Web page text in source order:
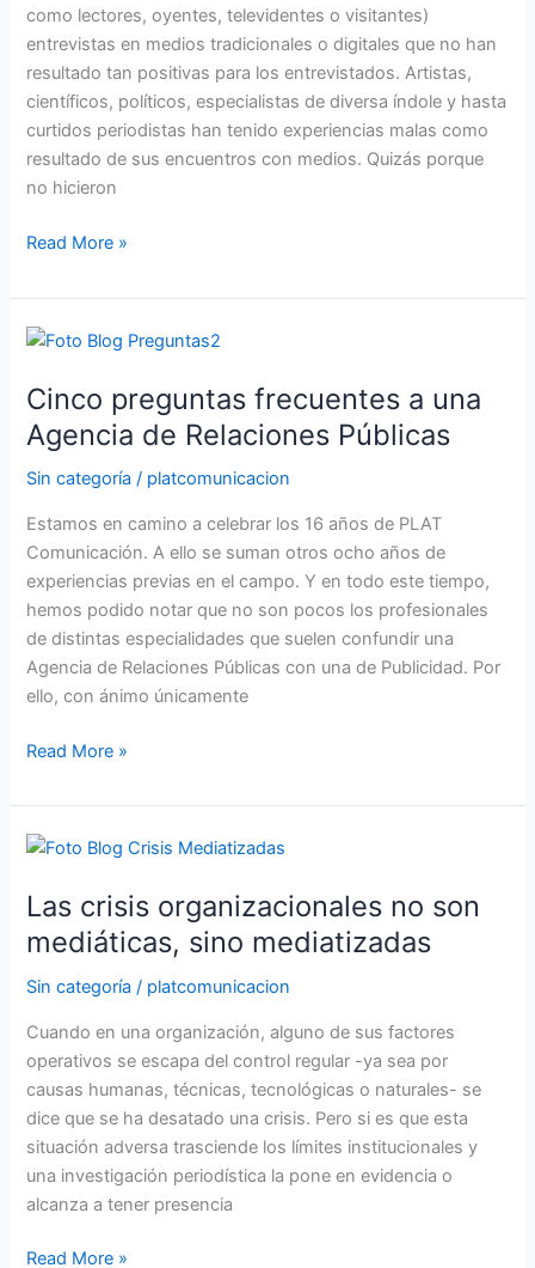
como lectores, oyentes, televidentes o visitantes)
entrevistas en medios tradicionales o digitales que no han
resultado tan positivas para los entrevistados. Artistas,
científicos, políticos, especialistas de diversa índole y hasta
curtidos periodistas han tenido experiencias malas como
resultado de sus encuentros con medios. Quizás porque
no hicieron
Read More »
Cinco preguntas frecuentes a una
Agencia de Relaciones Públicas
Sin categoría / platcomunicacion
Estamos en camino a celebrar los 16 años de PLAT
Comunicación. A ello se suman otros ocho años de
experiencias previas en el campo. Y en todo este tiempo,
hemos podido notar que no son pocos los profesionales
de distintas especialidades que suelen confundir una
Agencia de Relaciones Públicas con una de Publicidad. Por
ello, con ánimo únicamente
Cinco
frecuentes
a
una
Agencia
Read More »
Las crisis organizacionales no son
mediáticas, sino mediatizadas
Sin categoría / platcomunicacion
Cuando en una organización, alguno de sus factores
operativos se escapa del control regular -ya sea por
causas humanas, técnicas, tecnológicas o naturales- se
dice que se ha desatado una crisis. Pero si es que esta
situación adversa trasciende los límites institucionales y
una investigación periodística la pone en evidencia o
alcanza a tener presencia
Las
organizacionales
no
mediáticas,
Read More »